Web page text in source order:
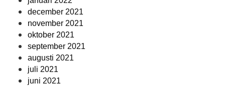
december 2021
november 2021
oktober 2021
september 2021
augusti 2021
juli 2021
juni 2021